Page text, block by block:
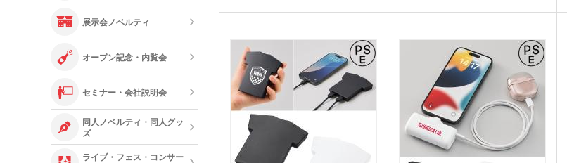
表面は単色、裏面は単色とフルカラー印刷
ベルティを制作できます。推し活グッズに
もおすすめですよ。
バッテリーは記念品制作に人気の商品。表
展示会ノベルティ
オープン記念・内覧会
セミナー・会社説明会
同人ノベルティ・同人グッ
ズ
ライブ・フェス・コンサー